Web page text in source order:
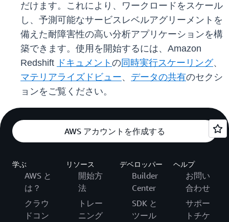
だけます。これにより、ワークロードをスケール
し、予測可能なサービスレベルアグリーメントを
備えた耐障害性の高い分析アプリケーションを構
築できます。使用を開始するには、Amazon
Redshift ドキュメント の同時実行スケーリング、
マテリアライズドビュー、 データの共有のセクシ
ョンをご覧ください。
AWS アカウントを作成する
学ぶ
AWS と
は？
クラウ
ドコン
リソース
開始方
法
トレー
ニング
デベロッパー
Builder
Center
SDK と
ツール
ヘルプ
お問い
合わせ
サポー
トチケ